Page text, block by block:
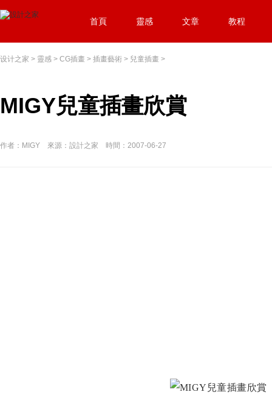
首頁 靈感 文章 教程
设计之家 > 靈感 > CG插畫 > 插畫藝術 > 兒童插畫 >
MIGY兒童插畫欣賞
作者：MIGY 來源：設計之家 時間：2007-06-27